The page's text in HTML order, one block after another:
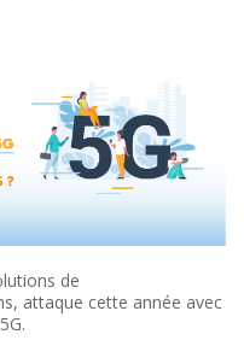
de
attaque cette année avec